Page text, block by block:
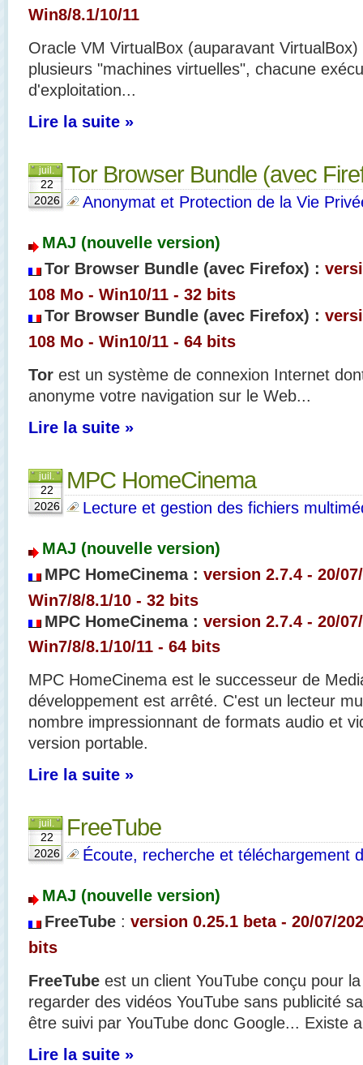
Win8/8.1/10/11
Oracle VM VirtualBox (auparavant
plusieurs "machines virtuelles", chacune
d'exploitation...
Lire la suite »
juil.
22
2026
Tor Browser Bundle (avec
Anonymat et Protection de la Vie
MAJ (nouvelle version)
Tor Browser Bundle (avec Firefox) :
108 Mo - Win10/11 - 32 bits
Tor Browser Bundle (avec Firefox) :
108 Mo - Win10/11 - 64 bits
Tor est un système de connexion Internet
anonyme votre navigation sur le Web...
Lire la suite »
juil.
22
2026
MPC HomeCinema
Lecture et gestion des fichiers
MAJ (nouvelle version)
MPC HomeCinema : version 2.7.4 - 20/
Win7/8/8.1/10 - 32 bits
MPC HomeCinema : version 2.7.4 - 20/
Win7/8/8.1/10/11 - 64 bits
MPC HomeCinema est le successeur de
développement est arrêté. C'est un lecteur
nombre impressionnant de formats audio et
version portable.
Lire la suite »
juil.
22
2026
FreeTube
Écoute, recherche et téléchargement
MAJ (nouvelle version)
FreeTube : version 0.25.1 beta - 20/07/
bits
FreeTube est un client YouTube conçu pour
regarder des vidéos YouTube sans publicité
être suivi par YouTube donc Google... Existe
Lire la suite »